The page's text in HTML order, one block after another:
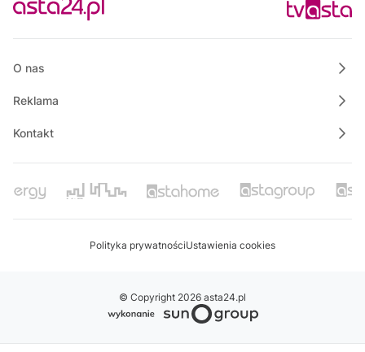
O nas
Reklama
Kontakt
Polityka prywatnościUstawienia cookies
© Copyright 2026 asta24.pl